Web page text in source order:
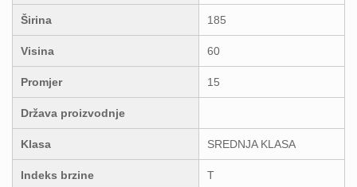
Širina 185
Visina 60
Promjer 15
Država proizvodnje
Klasa SREDNJA KLASA
Indeks brzine T